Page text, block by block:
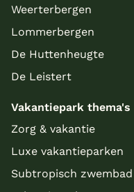
Weerterbergen
Lommerbergen
De Huttenheugte
De Leistert
Vakantiepark thema's
Zorg & vakantie
Luxe vakantieparken
Subtropisch zwembad